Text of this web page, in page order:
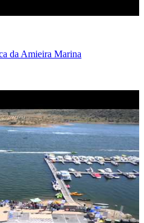
da Amieira Marina